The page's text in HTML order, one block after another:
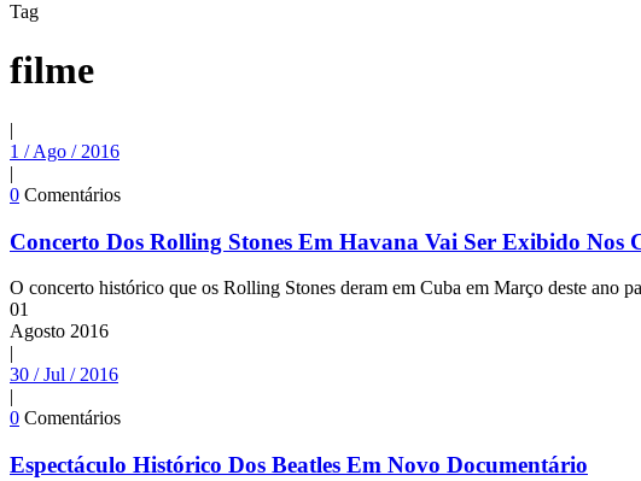
Tag
filme
|
1 / Ago / 2016
|
0 Comentários
Concerto Dos Rolling Stones Em Havana Vai Ser Exibido Nos
O concerto histórico que os Rolling Stones deram em Cuba em Março deste ano
01
Agosto 2016
|
30 / Jul / 2016
|
0 Comentários
Espectáculo Histórico Dos Beatles Em Novo Documentário